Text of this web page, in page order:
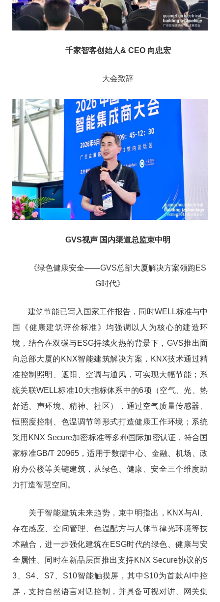
千家智客创始人& CEO 向忠宏
大会致辞
GVS视声 国内渠道总监束中明
《绿色健康安全——GVS总部大厦解决方案领跑ES
G时代》
建筑节能已写入国家工作报告，同时WELL标准与中
国《健康建筑评价标准》均强调以人为核心的建造环
境，结合在双碳与ESG持续火热的背景下，GVS推出面
向总部大厦的KNX智能建筑解决方案，KNX技术通过精
准控制照明、遮阳、空调与通风，可实现大幅节能；系
统关联WELL标准10大指标体系中的6项（空气、光、热
舒适、声环境、精神、社区），通过空气质量传感器、
恒照度控制、色温调节等形式打造健康工作环境；系统
采用KNX Secure加密标准等多种国际加密认证，符合国
家标准GB/T 20965，适用于数据中心、金融、机场、政
府办公楼等关键建筑，从绿色、健康、安全三个维度助
力打造智慧空间。
关于智能建筑未来趋势，束中明指出，KNX与AI、
存在感应、空间管理、色温配方与人体节律光环境等技
术融合，进一步强化建筑在ESG时代的绿色、健康与安
全属性。同时在新品层面推出支持KNX Secure协议的S
3、S4、S7、S10智能触摸屏，其中S10为首款AI中控
屏，支持自然语言对话控制，并具备可视对讲、网关集